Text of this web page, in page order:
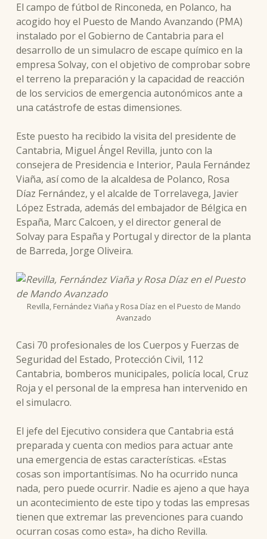
El campo de fútbol de Rinconeda, en Polanco, ha
acogido hoy el Puesto de Mando Avanzando (PMA)
instalado por el Gobierno de Cantabria para el
desarrollo de un simulacro de escape químico en la
empresa Solvay, con el objetivo de comprobar sobre
el terreno la preparación y la capacidad de reacción
de los servicios de emergencia autonómicos ante a
una catástrofe de estas dimensiones.
Este puesto ha recibido la visita del presidente de
Cantabria, Miguel Ángel Revilla, junto con la
consejera de Presidencia e Interior, Paula Fernández
Viaña, así como de la alcaldesa de Polanco, Rosa
Díaz Fernández, y el alcalde de Torrelavega, Javier
López Estrada, además del embajador de Bélgica en
España, Marc Calcoen, y el director general de
Solvay para España y Portugal y director de la planta
de Barreda, Jorge Oliveira.
Revilla, Fernández Viaña y Rosa Díaz en el Puesto de Mando
Avanzado
Casi 70 profesionales de los Cuerpos y Fuerzas de
Seguridad del Estado, Protección Civil, 112
Cantabria, bomberos municipales, policía local, Cruz
Roja y el personal de la empresa han intervenido en
el simulacro.
El jefe del Ejecutivo considera que Cantabria está
preparada y cuenta con medios para actuar ante
una emergencia de estas características. «Estas
cosas son importantísimas. No ha ocurrido nunca
nada, pero puede ocurrir. Nadie es ajeno a que haya
un acontecimiento de este tipo y todas las empresas
tienen que extremar las prevenciones para cuando
ocurran cosas como esta», ha dicho Revilla.